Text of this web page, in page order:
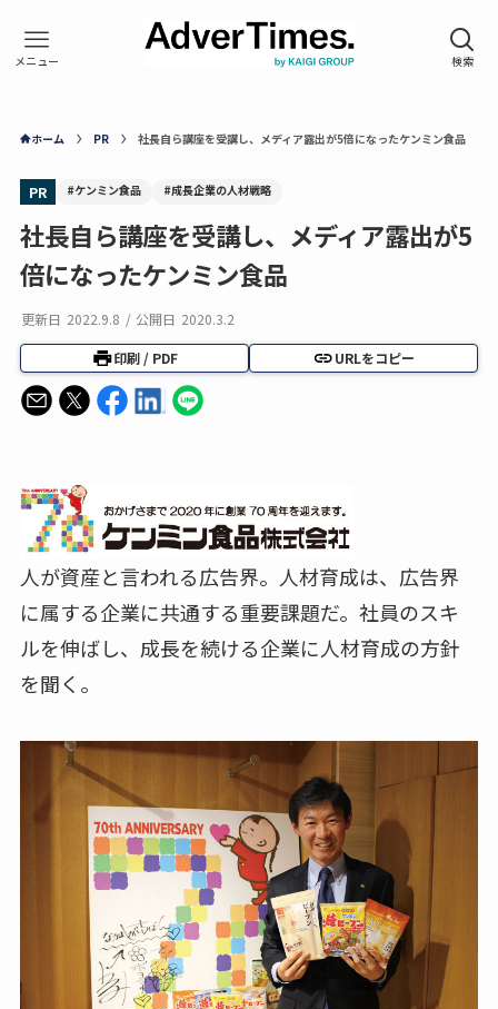
ホーム PR 社長自ら講座を受講し、メディア露出が5倍になったケンミン食品
PR #ケンミン食品 #成長企業の人材戦略
社長自ら講座を受講し、メディア露出が5
倍になったケンミン食品
更新日 2022.9.8 / 公開日 2020.3.2
印刷 / PDF URLをコピー
人が資産と言われる広告界。人材育成は、広告界
に属する企業に共通する重要課題だ。社員のスキ
ルを伸ばし、成長を続ける企業に人材育成の方針
を聞く。